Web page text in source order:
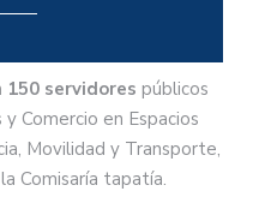
servidores públicos
Comercio en Espacios
Movilidad y Transporte,
Comisaría tapatía.